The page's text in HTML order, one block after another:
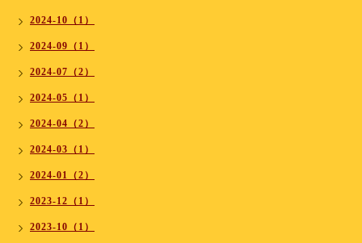
2024-10（1）
2024-09（1）
2024-07（2）
2024-05（1）
2024-04（2）
2024-03（1）
2024-01（2）
2023-12（1）
2023-10（1）